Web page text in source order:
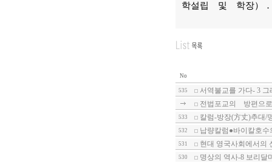
학설립 및 학장）．
No
535
서역불교를 가다- 3
전법포교의 방편으
533 칼럼-방장(方丈)추대/
532 납량칼럼●바이칼호수
531 현대 영국사회에서의
530 명상의 역사-8 보리달